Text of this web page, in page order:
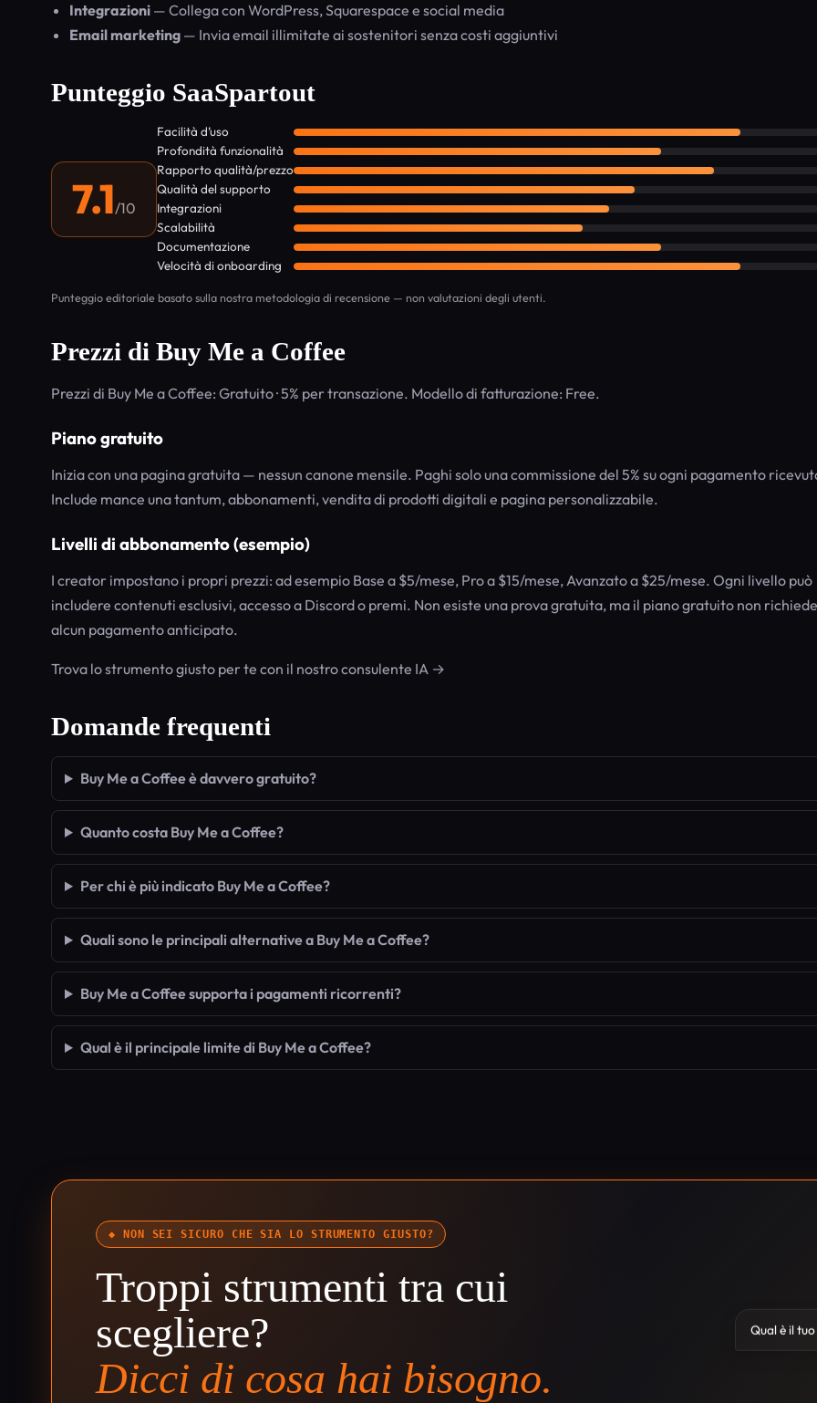
Integrazioni — Collega con WordPress, Squarespace e social media
Email marketing — Invia email illimitate ai sostenitori senza costi aggiuntivi
Punteggio SaaSpartout
7.1/10
Facilità d’uso
Profondità funzionalità
Rapporto qualità/prezzo
Qualità del supporto
Integrazioni
Scalabilità
Documentazione
Velocità di onboarding
Punteggio editoriale basato sulla nostra metodologia di recensione — non valutazioni degli utenti.
Prezzi di Buy Me a Coffee
Prezzi di Buy Me a Coffee: Gratuito · 5% per transazione. Modello di fatturazione: Free.
Piano gratuito
Inizia con una pagina gratuita — nessun canone mensile. Paghi solo una commissione del 5% su ogni pagamento
Include mance una tantum, abbonamenti, vendita di prodotti digitali e pagina personalizzabile.
Livelli di abbonamento (esempio)
I creator impostano i propri prezzi: ad esempio Base a $5/mese, Pro a $15/mese, Avanzato a $25/mese. Ogni livello può
includere contenuti esclusivi, accesso a Discord o premi. Non esiste una prova gratuita, ma il piano gratuito non richiede
alcun pagamento anticipato.
Trova lo strumento giusto per te con il nostro consulente IA →
Domande frequenti
Buy Me a Coffee è davvero gratuito?
Quanto costa Buy Me a Coffee?
Per chi è più indicato Buy Me a Coffee?
Quali sono le principali alternative a Buy Me a Coffee?
Buy Me a Coffee supporta i pagamenti ricorrenti?
Qual è il principale limite di Buy Me a Coffee?
◆ NON SEI SICURO CHE SIA LO STRUMENTO GIUSTO?
Troppi strumenti tra cui
scegliere?
Dicci di cosa hai bisogno.
Qual è il